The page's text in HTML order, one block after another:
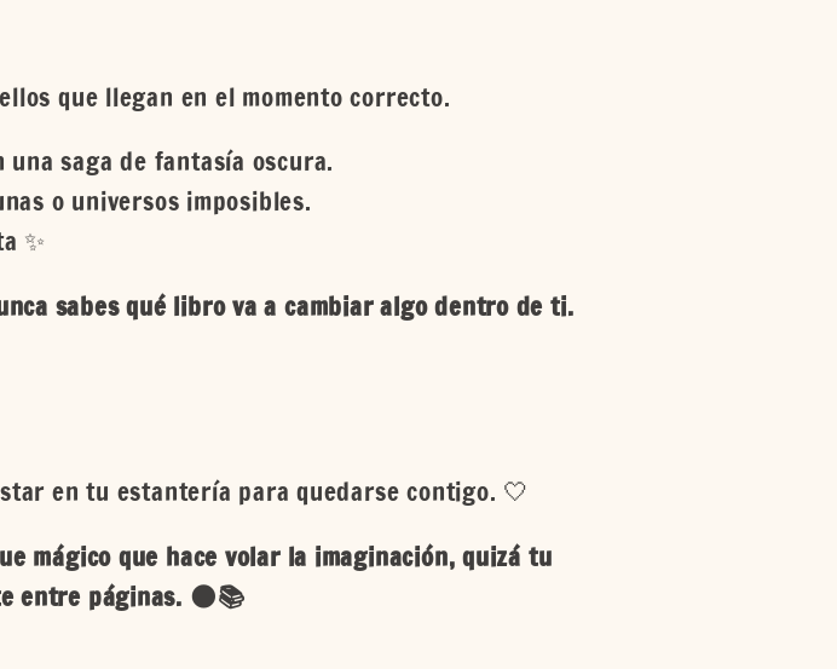
que llegan en el momento correcto.
saga de fantasía oscura.
o universos imposibles.
✨
sabes qué libro va a cambiar algo dentro de ti.
en tu estantería para quedarse contigo. 🤍
mágico que hace volar la imaginación, quizá tu
entre páginas. 🌑📚